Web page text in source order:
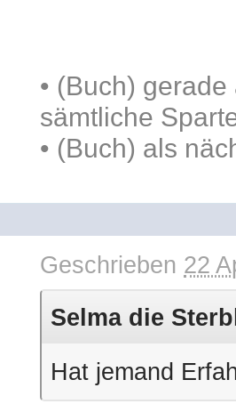
• (Buch) gerade
sämtliche
• (Buch) als
Geschrieben 22
Selma die
Hat jemand